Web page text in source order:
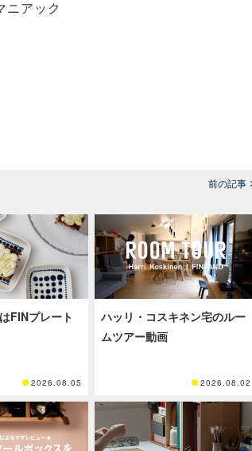
ニアック
前の記事
FINプレート
2026.08.05
ハッリ・コスキネン宅のルー
ムツアー動画
2026.08.02